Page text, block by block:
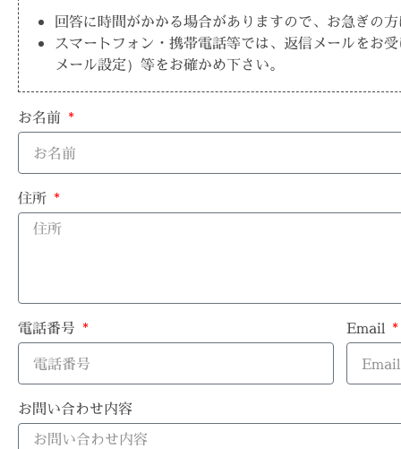
回答に時間がかかる場合がありますので、お急ぎの
スマートフォン・携帯電話等では、返信メールをお
メール設定）等をお確かめ下さい。
お名前
住所
電話番号 Email
お問い合わせ内容